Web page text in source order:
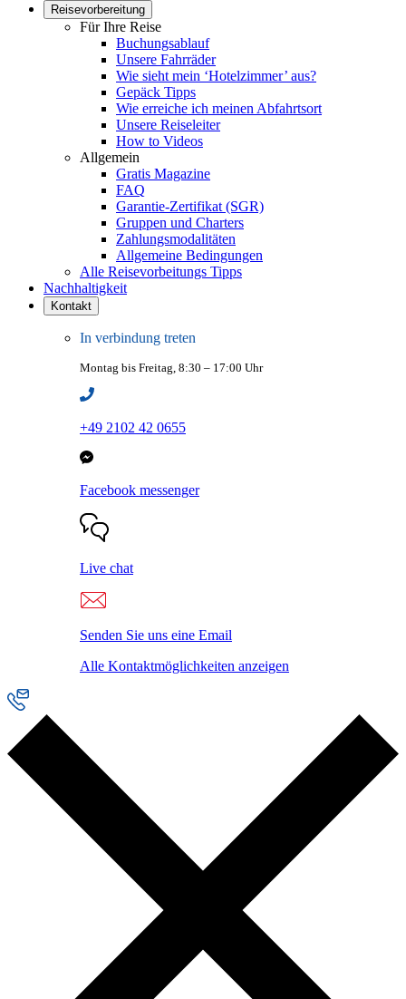
Reisevorbereitung
Für Ihre Reise
Buchungsablauf
Unsere Fahrräder
Wie sieht mein ‘Hotelzimmer’ aus?
Gepäck Tipps
Wie erreiche ich meinen Abfahrtsort
Unsere Reiseleiter
How to Videos
Allgemein
Gratis Magazine
FAQ
Garantie-Zertifikat (SGR)
Gruppen und Charters
Zahlungsmodalitäten
Allgemeine Bedingungen
Alle Reisevorbeitungs Tipps
Nachhaltigkeit
Kontakt
In verbindung treten
Montag bis Freitag, 8:30 – 17:00 Uhr
+49 2102 42 0655
Facebook messenger
Live chat
Senden Sie uns eine Email
Alle Kontaktmöglichkeiten anzeigen